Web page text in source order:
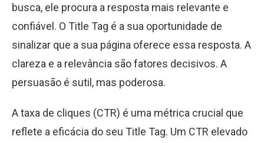
busca, ele procura a resposta mais relevante e
confiável. O Title Tag é a sua oportunidade de
sinalizar que a sua página oferece essa resposta. A
clareza e a relevância são fatores decisivos. A
persuasão é sutil, mas poderosa.
A taxa de cliques (CTR) é uma métrica crucial que
reflete a eficácia do seu Title Tag. Um CTR elevado